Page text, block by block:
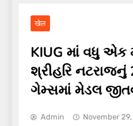
खेल
KIUG માં વધુ એક
શ્રીહરિ
ગેમ્સમાં મેડલ
Admin November